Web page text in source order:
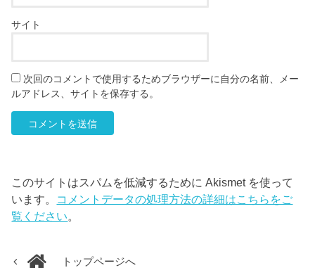
サイト
次回のコメントで使用するためブラウザーに自分の名前、メー
ルアドレス、サイトを保存する。
このサイトはスパムを低減するために Akismet を使って
います。 コメントデータの処理方法の詳細はこちらをご
覧ください。
トップページへ